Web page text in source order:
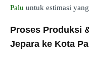
Palu untuk estimasi
Proses Produksi
Jepara ke Kota